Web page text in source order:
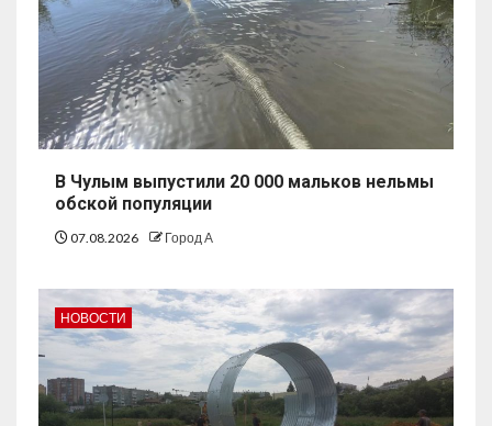
В Чулым выпустили 20 000 мальков нельмы
обской популяции
07.08.2026 Город А
НОВОСТИ